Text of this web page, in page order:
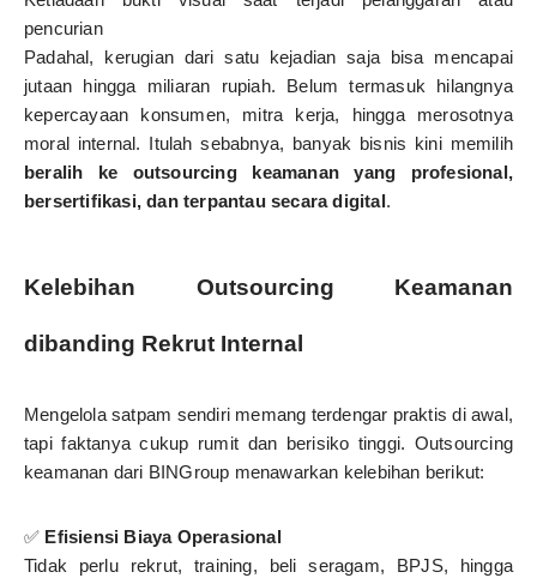
pencurian
Padahal, kerugian dari satu kejadian saja bisa mencapai
jutaan hingga miliaran rupiah. Belum termasuk hilangnya
kepercayaan konsumen, mitra kerja, hingga merosotnya
moral internal. Itulah sebabnya, banyak bisnis kini memilih
beralih ke outsourcing keamanan yang profesional,
bersertifikasi, dan terpantau secara digital.
Kelebihan Outsourcing Keamanan
dibanding Rekrut Internal
Mengelola satpam sendiri memang terdengar praktis di awal,
tapi faktanya cukup rumit dan berisiko tinggi. Outsourcing
keamanan dari BINGroup menawarkan kelebihan berikut:
✅ Efisiensi Biaya Operasional
Tidak perlu rekrut, training, beli seragam, BPJS, hingga